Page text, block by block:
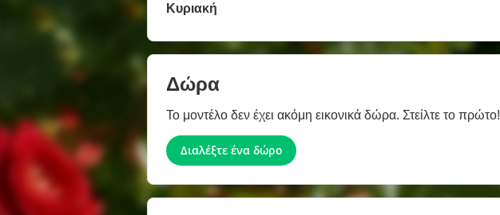
Κυριακή
Δώρα
Το μοντέλο δεν έχει ακόμη εικονικά δώρα. Στείλτε το πρώτο!
Διαλέξτε ένα δώρο